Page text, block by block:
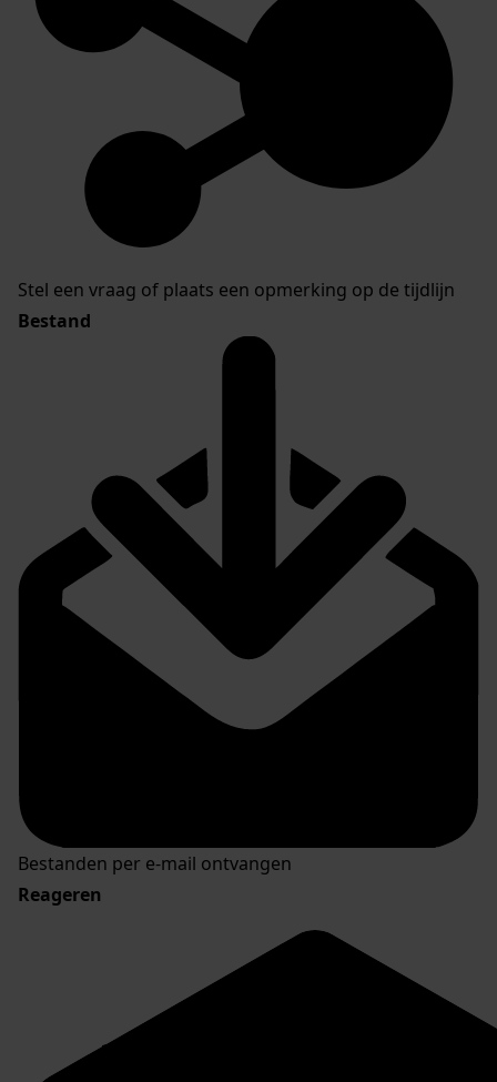
Stel een vraag of plaats een opmerking op de tijdlijn
Bestand
Bestanden per e-mail ontvangen
Reageren